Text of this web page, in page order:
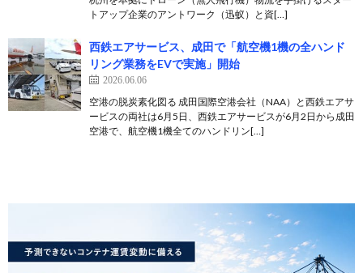
トアップ企業のアントワーク（迅蚁）と資[…]
西鉄エアサービス、成田で「航空機1機の全ハンド
リング業務をEVで実施」開始
2026.06.06
空港の脱炭素化図る 成田国際空港会社（NAA）と西鉄エアサ
ービスの両社は6月5日、西鉄エアサービスが6月2日から成田
空港で、航空機1機全てのハンドリン[…]